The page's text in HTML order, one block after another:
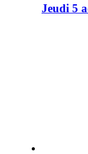
Jeudi 5